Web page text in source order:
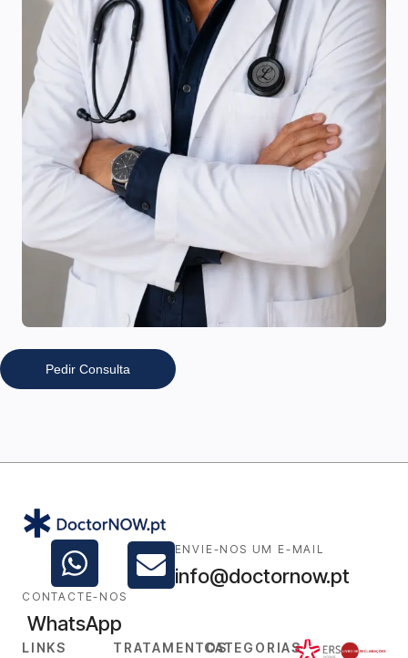
Pedir Consulta
CONTACTE-NOS
WhatsApp
ENVIE-NOS UM E-MAIL
info@doctornow.pt
LINKS TRATAMENTOSCATEGORIAS